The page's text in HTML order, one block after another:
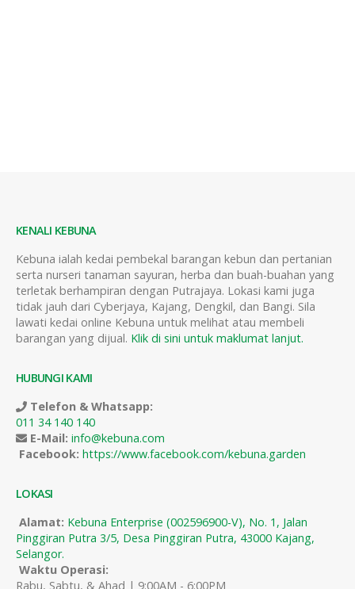
KENALI KEBUNA
Kebuna ialah kedai pembekal barangan kebun dan pertanian
serta nurseri tanaman sayuran, herba dan buah-buahan yang
terletak berhampiran dengan Putrajaya. Lokasi kami juga
tidak jauh dari Cyberjaya, Kajang, Dengkil, dan Bangi. Sila
lawati kedai online Kebuna untuk melihat atau membeli
barangan yang dijual. Klik di sini untuk maklumat lanjut.
HUBUNGI KAMI
Telefon & Whatsapp:
011 34 140 140
E-Mail: info@kebuna.com
Facebook: https://www.facebook.com/kebuna.garden
LOKASI
Alamat: Kebuna Enterprise (002596900-V), No. 1, Jalan
Pinggiran Putra 3/5, Desa Pinggiran Putra, 43000 Kajang,
Selangor.
Waktu Operasi:
Rabu, Sabtu, & Ahad | 9:00AM - 6:00PM